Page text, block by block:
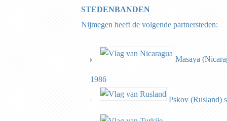
STEDENBANDEN
Nijmegen heeft de volgende partnersteden:
Masaya
1986
Pskov (Rusland)